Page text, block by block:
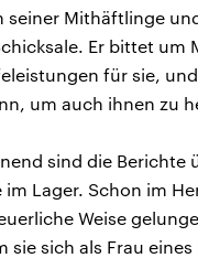
seiner Mithäftlinge
Er bittet um
für sie,
um auch ihnen zu
sind die Berichte
Lager. Schon im
Weise
sie sich als Frau eines